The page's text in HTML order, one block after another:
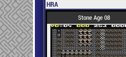
HRA
Stone Age 08